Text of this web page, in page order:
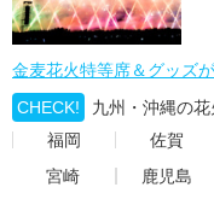
金麦花火特等席＆グッズ
CHECK!
九州・沖縄の
福岡
佐賀
宮崎
鹿児島